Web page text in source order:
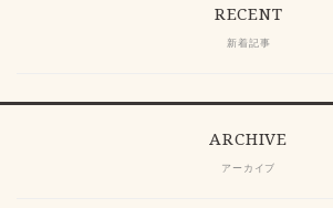
RECENT
新着記事
ARCHIVE
アーカイブ